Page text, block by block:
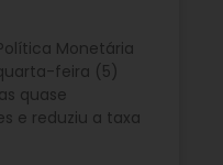
Monetária
feira (5)
quase
e reduziu a taxa